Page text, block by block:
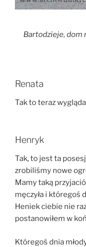
Bartodzieje, dom
Renata
Tak to teraz
Henryk
Tak, to jest ta
zrobiliśmy nowe
Mamy taką
męczyła i któregoś
Heniek ciebie nie
postanowiłem w
Któregoś dnia